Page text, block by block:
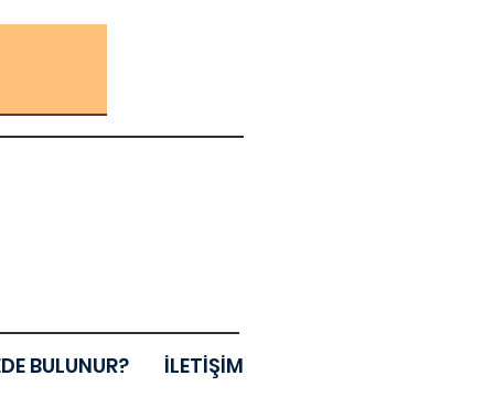
BULUNUR? İLETİŞİM